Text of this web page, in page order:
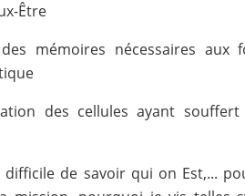
Être
mémoires nécessaires aux
des cellules ayant souffert
de savoir qui on Est,...